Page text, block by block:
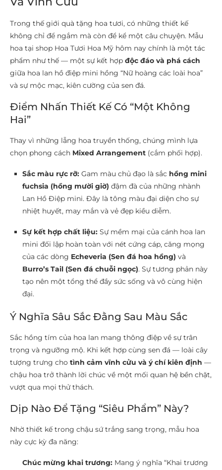
Trong thế giới quà tặng hoa tươi, có những thiết kế
không chỉ để ngắm mà còn để kể một câu chuyện. Mẫu
hoa tại shop Hoa Tươi Hoa Mỹ hôm nay chính là một tác
phẩm như thế — một sự kết hợp độc đáo và phá cách
giữa hoa lan hồ điệp mini hồng “Nữ hoàng các loài hoa”
và sự mộc mạc, kiên cường của sen đá.
Điểm Nhấn Thiết Kế Có “Một Không
Hai”
Thay vì những lẵng hoa truyền thống, chúng mình lựa
chọn phong cách Mixed Arrangement (cắm phối hợp).
Sắc màu rực rỡ: Gam màu chủ đạo là sắc hồng mini
fuchsia (hồng mười giờ) đậm đà của những nhành
Lan Hồ Điệp mini. Đây là tông màu đại diện cho sự
nhiệt huyết, may mắn và vẻ đẹp kiều diễm.
Sự kết hợp chất liệu: Sự mềm mại của cánh hoa lan
mini đối lập hoàn toàn với nét cứng cáp, căng mọng
của các dòng Echeveria (Sen đá hoa hồng) và
Burro’s Tail (Sen đá chuỗi ngọc). Sự tương phản này
tạo nên một tổng thể đầy sức sống và vô cùng hiện
đại.
Ý Nghĩa Sâu Sắc Đằng Sau Màu Sắc
Sắc hồng tím của hoa lan mang thông điệp về sự trân
trọng và ngưỡng mộ. Khi kết hợp cùng sen đá — loài cây
tượng trưng cho tình cảm vĩnh cửu và ý chí kiên định —
chậu hoa trở thành lời chúc về một mối quan hệ bền chặt,
vượt qua mọi thử thách.
Dịp Nào Để Tặng “Siêu Phẩm” Này?
Nhờ thiết kế trong chậu sứ trắng sang trọng, mẫu hoa
này cực kỳ đa năng:
Chúc mừng khai trương: Mang ý nghĩa “Khai trương